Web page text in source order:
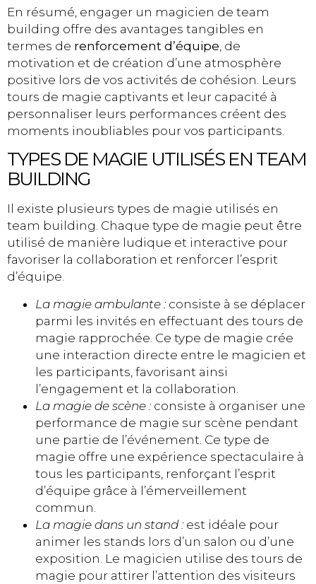
En résumé, engager un magicien de team
building offre des avantages tangibles en
termes de renforcement d’équipe , de
motivation et de création d’une atmosphère
positive lors de vos activités de cohésion. Leurs
tours de magie captivants et leur capacité à
personnaliser leurs performances créent des
moments inoubliables pour vos participants.
TYPES DE MAGIE UTILISÉS EN TEAM
BUILDING
Il existe plusieurs types de magie utilisés en
team building. Chaque type de magie peut être
utilisé de manière ludique et interactive pour
favoriser la collaboration et renforcer l’esprit
d’équipe.
La magie ambulante : consiste à se déplacer
parmi les invités en effectuant des tours de
magie rapprochée. Ce type de magie crée
une interaction directe entre le magicien et
les participants, favorisant ainsi
l’engagement et la collaboration.
La magie de scène : consiste à organiser une
performance de magie sur scène pendant
une partie de l’événement. Ce type de
magie offre une expérience spectaculaire à
tous les participants, renforçant l’esprit
d’équipe grâce à l’émerveillement
commun.
La magie dans un stand : est idéale pour
animer les stands lors d’un salon ou d’une
exposition. Le magicien utilise des tours de
magie pour attirer l’attention des visiteurs